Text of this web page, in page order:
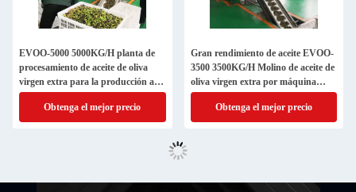
EVOO-5000 5000KG/H planta de
procesamiento de aceite de oliva
virgen extra para la producción a
gran escala
Obtenga el mejor precio
Gran rendimiento de aceite EVOO-
3500 3500KG/H Molino de aceite de
oliva virgen extra por máquina
prensada en frío
Obtenga el mejor precio